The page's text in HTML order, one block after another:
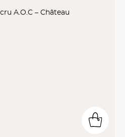
A.O.C – Château